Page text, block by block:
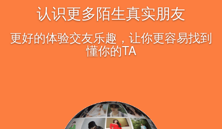
认识更多陌生真实朋友
更好的体验交友乐趣，让你更容易找到
懂你的TA